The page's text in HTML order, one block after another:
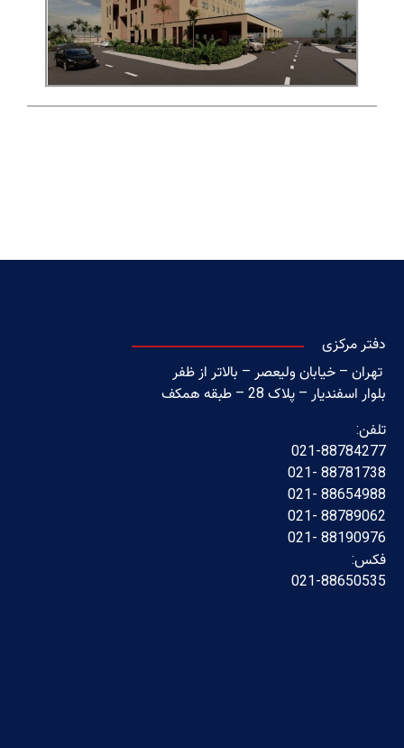
دفتر مرکزی
تهران – خیابان ولیعصر – بالاتر از ظفر
بلوار اسفندیار – پلاک 28 – طبقه همکف
تلفن:
021-88784277
88781738 -021
88654988 -021
88789062 -021
88190976 -021
فکس:
021-88650535